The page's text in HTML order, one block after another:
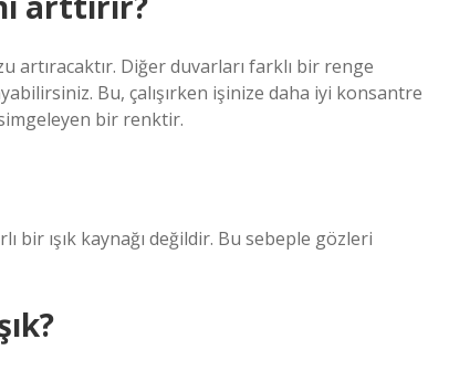
artıracaktır. Diğer duvarları farklı bir renge
Bu, çalışırken işinize daha iyi konsantre
simgeleyen bir renktir.
bir ışık kaynağı değildir. Bu sebeple gözleri